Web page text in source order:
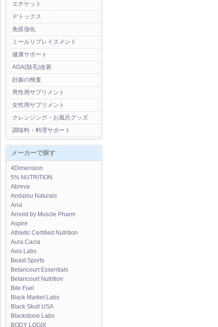
エチケット
デトックス
免疫強化
ミールリプレイスメント
健康サポート
AGA(脱毛)改善
妊娠の検査
男性用サプリメント
女性用サプリメント
クレンジング・お風呂グッズ
調味料・料理サポート
メーカーで探す
4Dimension
5% NUTRITION
Abreva
Andalou Naturals
Ansi
Arnold by Muscle Pharm
Aspire
Athletic Certified Nutrition
Aura Cacia
Axis Labs
Beast Sports
Betancourt Essentials
Betancourt Nutrition
Bite Fuel
Black Market Labs
Black Skull USA
Blackstone Labs
BODY LOGIX